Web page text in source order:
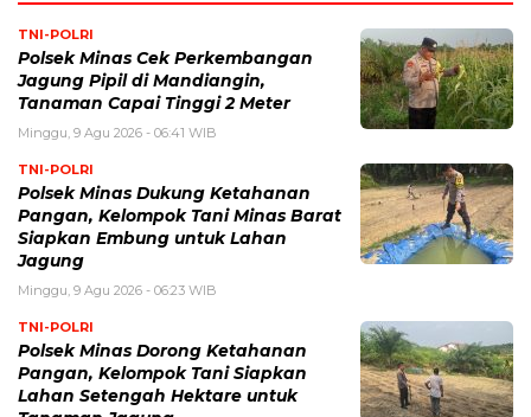
TNI-POLRI
Polsek Minas Cek Perkembangan
Jagung Pipil di Mandiangin,
Tanaman Capai Tinggi 2 Meter
Minggu, 9 Agu 2026 - 06:41 WIB
TNI-POLRI
Polsek Minas Dukung Ketahanan
Pangan, Kelompok Tani Minas Barat
Siapkan Embung untuk Lahan
Jagung
Minggu, 9 Agu 2026 - 06:23 WIB
TNI-POLRI
Polsek Minas Dorong Ketahanan
Pangan, Kelompok Tani Siapkan
Lahan Setengah Hektare untuk